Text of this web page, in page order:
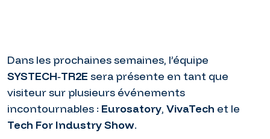
Dans les prochaines semaines, l’équipe
SYSTECH‑TR2E sera présente en tant que
visiteur sur plusieurs événements
incontournables : Eurosatory, VivaTech et le
Tech For Industry Show.